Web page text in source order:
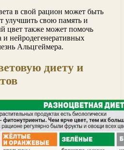
в свой рацион может быть
улучшить свою память и
цвет также может помочь
и нейродегенеративных
Альцгеймера.
диету и